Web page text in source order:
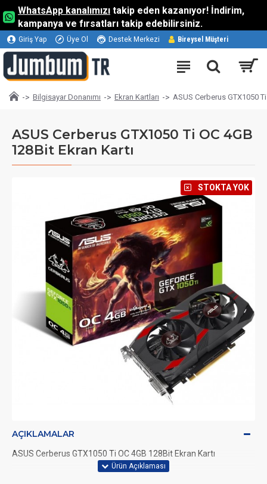
WhatsApp kanalımızı takip eden kazanıyor! İndirim,
kampanya ve fırsatları takip edebilirsiniz.
Giriş Yap Üye Ol Destek Merkezi Bireysel Müşteri
Bilgisayar Donanımı Ekran Kartları ASUS Cerberus GTX1050
ASUS Cerberus GTX1050 Ti OC 4GB
128Bit Ekran Kartı
⠀STOKTA YOK
AÇIKLAMALAR
ASUS Cerberus GTX1050 Ti OC 4GB 128Bit Ekran Kartı